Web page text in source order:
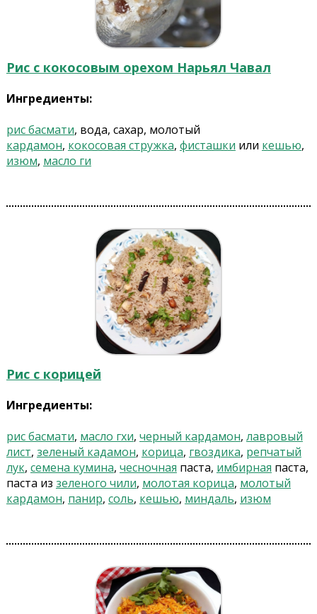
Рис с кокосовым орехом Нарьял Чавал
Ингредиенты:
рис басмати, вода, сахар, молотый
кардамон, кокосовая стружка, фисташки или кешью,
изюм, масло ги
Рис с корицей
Ингредиенты:
рис басмати, масло гхи, черный кардамон, лавровый
лист, зеленый кадамон, корица, гвоздика, репчатый
лук, семена кумина, чесночная паста, имбирная паста,
паста из зеленого чили, молотая корица, молотый
кардамон, панир, соль, кешью, миндаль, изюм